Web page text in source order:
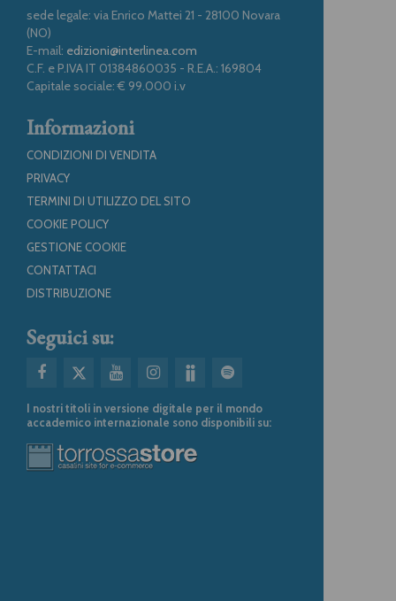
sede legale: via Enrico Mattei 21 - 28100 Novara
(NO)
E-mail: edizioni@interlinea.com
C.F. e P.IVA IT 01384860035 - R.E.A.: 169804
Capitale sociale: € 99.000 i.v
Informazioni
CONDIZIONI DI VENDITA
PRIVACY
TERMINI DI UTILIZZO DEL SITO
COOKIE POLICY
GESTIONE COOKIE
CONTATTACI
DISTRIBUZIONE
Seguici su:
I nostri titoli in versione digitale per il mondo
accademico internazionale sono disponibili su: